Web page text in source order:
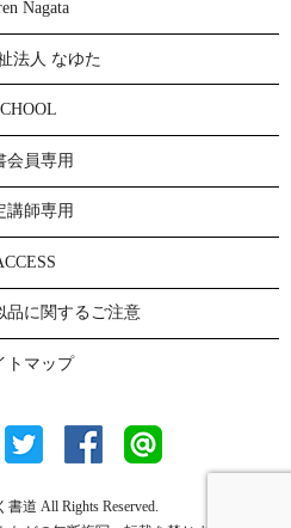
Nagata
法人 なゆた
会員専用
講師専用
品に関するご注意
トマップ
道 All Rights Reserved.